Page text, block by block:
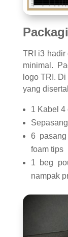
TRI i3 hadir
minimal.
logo TRI.
yang
1 Kabel 4
6
foam tips
1 beg
nampak